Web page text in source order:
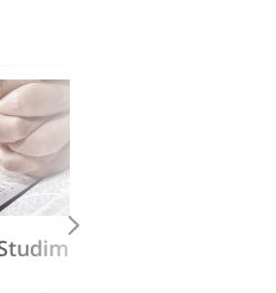
për